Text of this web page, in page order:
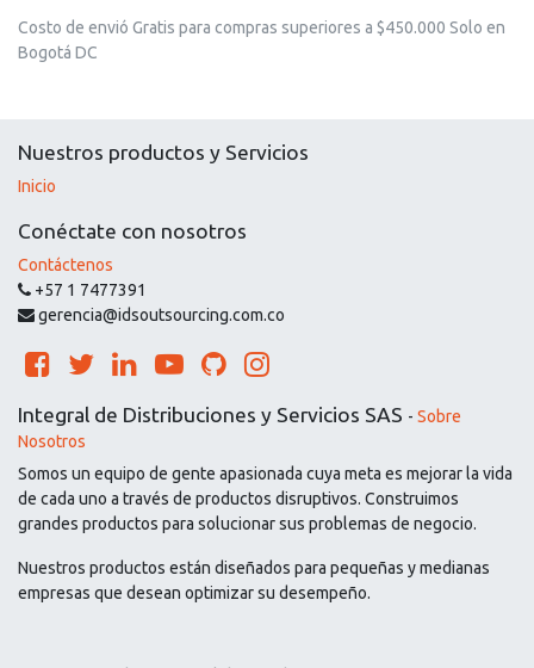
Costo de envió Gratis para compras superiores a $450.000 Solo en
Bogotá DC
Nuestros productos y Servicios
Inicio
Conéctate con nosotros
Contáctenos
+57 1 7477391
gerencia@idsoutsourcing.com.co
Integral de Distribuciones y Servicios SAS - Sobre
Nosotros
Somos un equipo de gente apasionada cuya meta es mejorar la vida
de cada uno a través de productos disruptivos. Construimos
grandes productos para solucionar sus problemas de negocio.
Nuestros productos están diseñados para pequeñas y medianas
empresas que desean optimizar su desempeño.